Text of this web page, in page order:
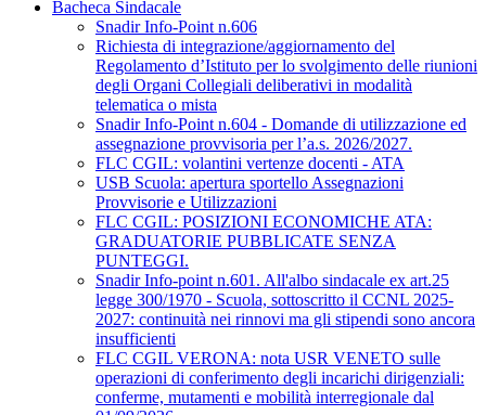
Bacheca Sindacale
Snadir Info-Point n.606
Richiesta di integrazione/aggiornamento del
Regolamento d’Istituto per lo svolgimento delle riunioni
degli Organi Collegiali deliberativi in modalità
telematica o mista
Snadir Info-Point n.604 - Domande di utilizzazione ed
assegnazione provvisoria per l’a.s. 2026/2027.
FLC CGIL: volantini vertenze docenti - ATA
USB Scuola: apertura sportello Assegnazioni
Provvisorie e Utilizzazioni
FLC CGIL: POSIZIONI ECONOMICHE ATA:
GRADUATORIE PUBBLICATE SENZA
PUNTEGGI.
Snadir Info-point n.601. All'albo sindacale ex art.25
legge 300/1970 - Scuola, sottoscritto il CCNL 2025-
2027: continuità nei rinnovi ma gli stipendi sono ancora
insufficienti
FLC CGIL VERONA: nota USR VENETO sulle
operazioni di conferimento degli incarichi dirigenziali:
conferme, mutamenti e mobilità interregionale dal